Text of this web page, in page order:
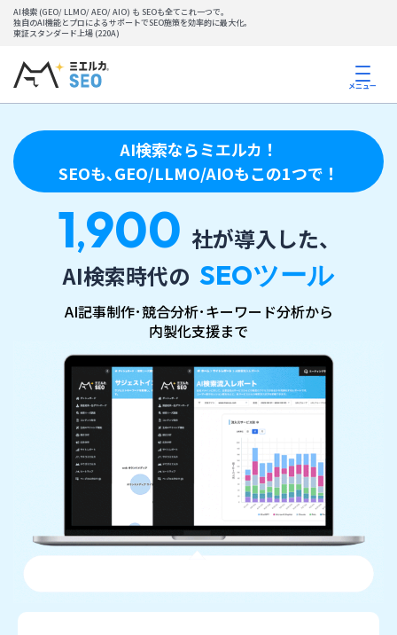
AI検索 (GEO/ LLMO/ AEO/ AIO) も SEOも全てこれ一つで。
独自のAI機能とプロによるサポートでSEO施策を効率的に最大化。
東証スタンダード上場 (220A)
メニュー
AI検索ならミエルカ！
SEOも､GEO/LLMO/AIOもこの1つで！
1,900 社が導入した、
AI検索時代の SEOツール
AI記事制作･競合分析･キーワード分析から
内製化支援まで